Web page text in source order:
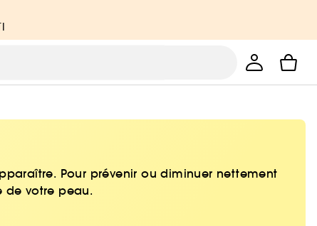
Pour prévenir ou diminuer nettement
de votre peau.